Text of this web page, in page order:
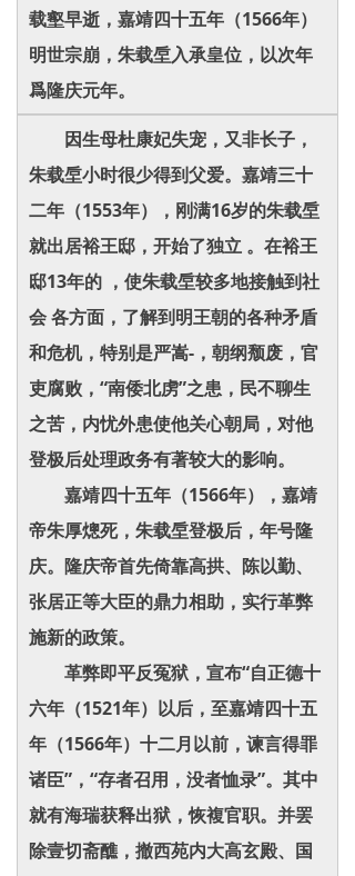
载壑早逝，嘉靖四十五年（1566年）
明世宗崩，朱载垕入承皇位，以次年
爲隆庆元年。
因生母杜康妃失宠，又非长子，
朱载垕小时很少得到父爱。嘉靖三十
二年（1553年），刚满16岁的朱载垕
就出居裕王邸，开始了独立 。在裕王
邸13年的 ，使朱载垕较多地接触到社
会 各方面，了解到明王朝的各种矛盾
和危机，特别是严嵩-，朝纲颓废，官
吏腐败，“南倭北虏”之患，民不聊生
之苦，内忧外患使他关心朝局，对他
登极后处理政务有著较大的影响。
嘉靖四十五年（1566年），嘉靖
帝朱厚熜死，朱载垕登极后，年号隆
庆。隆庆帝首先倚靠高拱、陈以勤、
张居正等大臣的鼎力相助，实行革弊
施新的政策。
革弊即平反冤狱，宣布“自正德十
六年（1521年）以后，至嘉靖四十五
年（1566年）十二月以前，谏言得罪
诸臣”，“存者召用，没者恤录”。其中
就有海瑞获释出狱，恢複官职。并罢
除壹切斋醮，撤西苑内大高玄殿、国